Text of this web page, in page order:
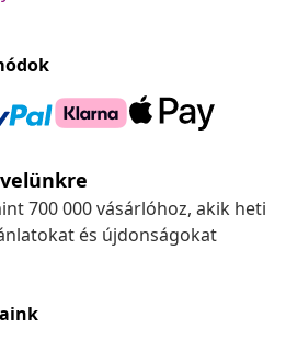
700 000 vásárlóhoz, akik heti
és újdonságokat